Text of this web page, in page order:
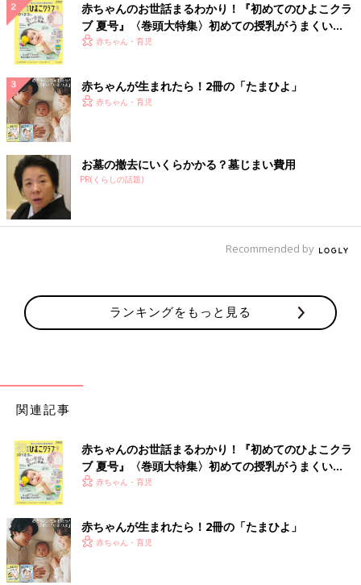
赤ちゃんのお世話まるわかり！『初めてのひよこクラ
ブ 夏号』〈巻頭大特集〉初めての授乳がうまくい
く！ おっぱい・ミルクの基本と夏のトラブル 解決テ
赤ちゃん・育児
赤ちゃんが生まれたら！2冊の「たまひよ」
赤ちゃん・育児
お墓の撤去にいくらかかる？墓じまい費用
PR(くらしの話題)
Recommended by
ランキングをもっと見る
関連記事
赤ちゃんのお世話まるわかり！『初めてのひよこクラ
ブ 夏号』〈巻頭大特集〉初めての授乳がうまくい
く！ おっぱい・ミルクの基本と夏のトラブル 解決テ
赤ちゃん・育児
赤ちゃんが生まれたら！2冊の「たまひよ」
赤ちゃん・育児